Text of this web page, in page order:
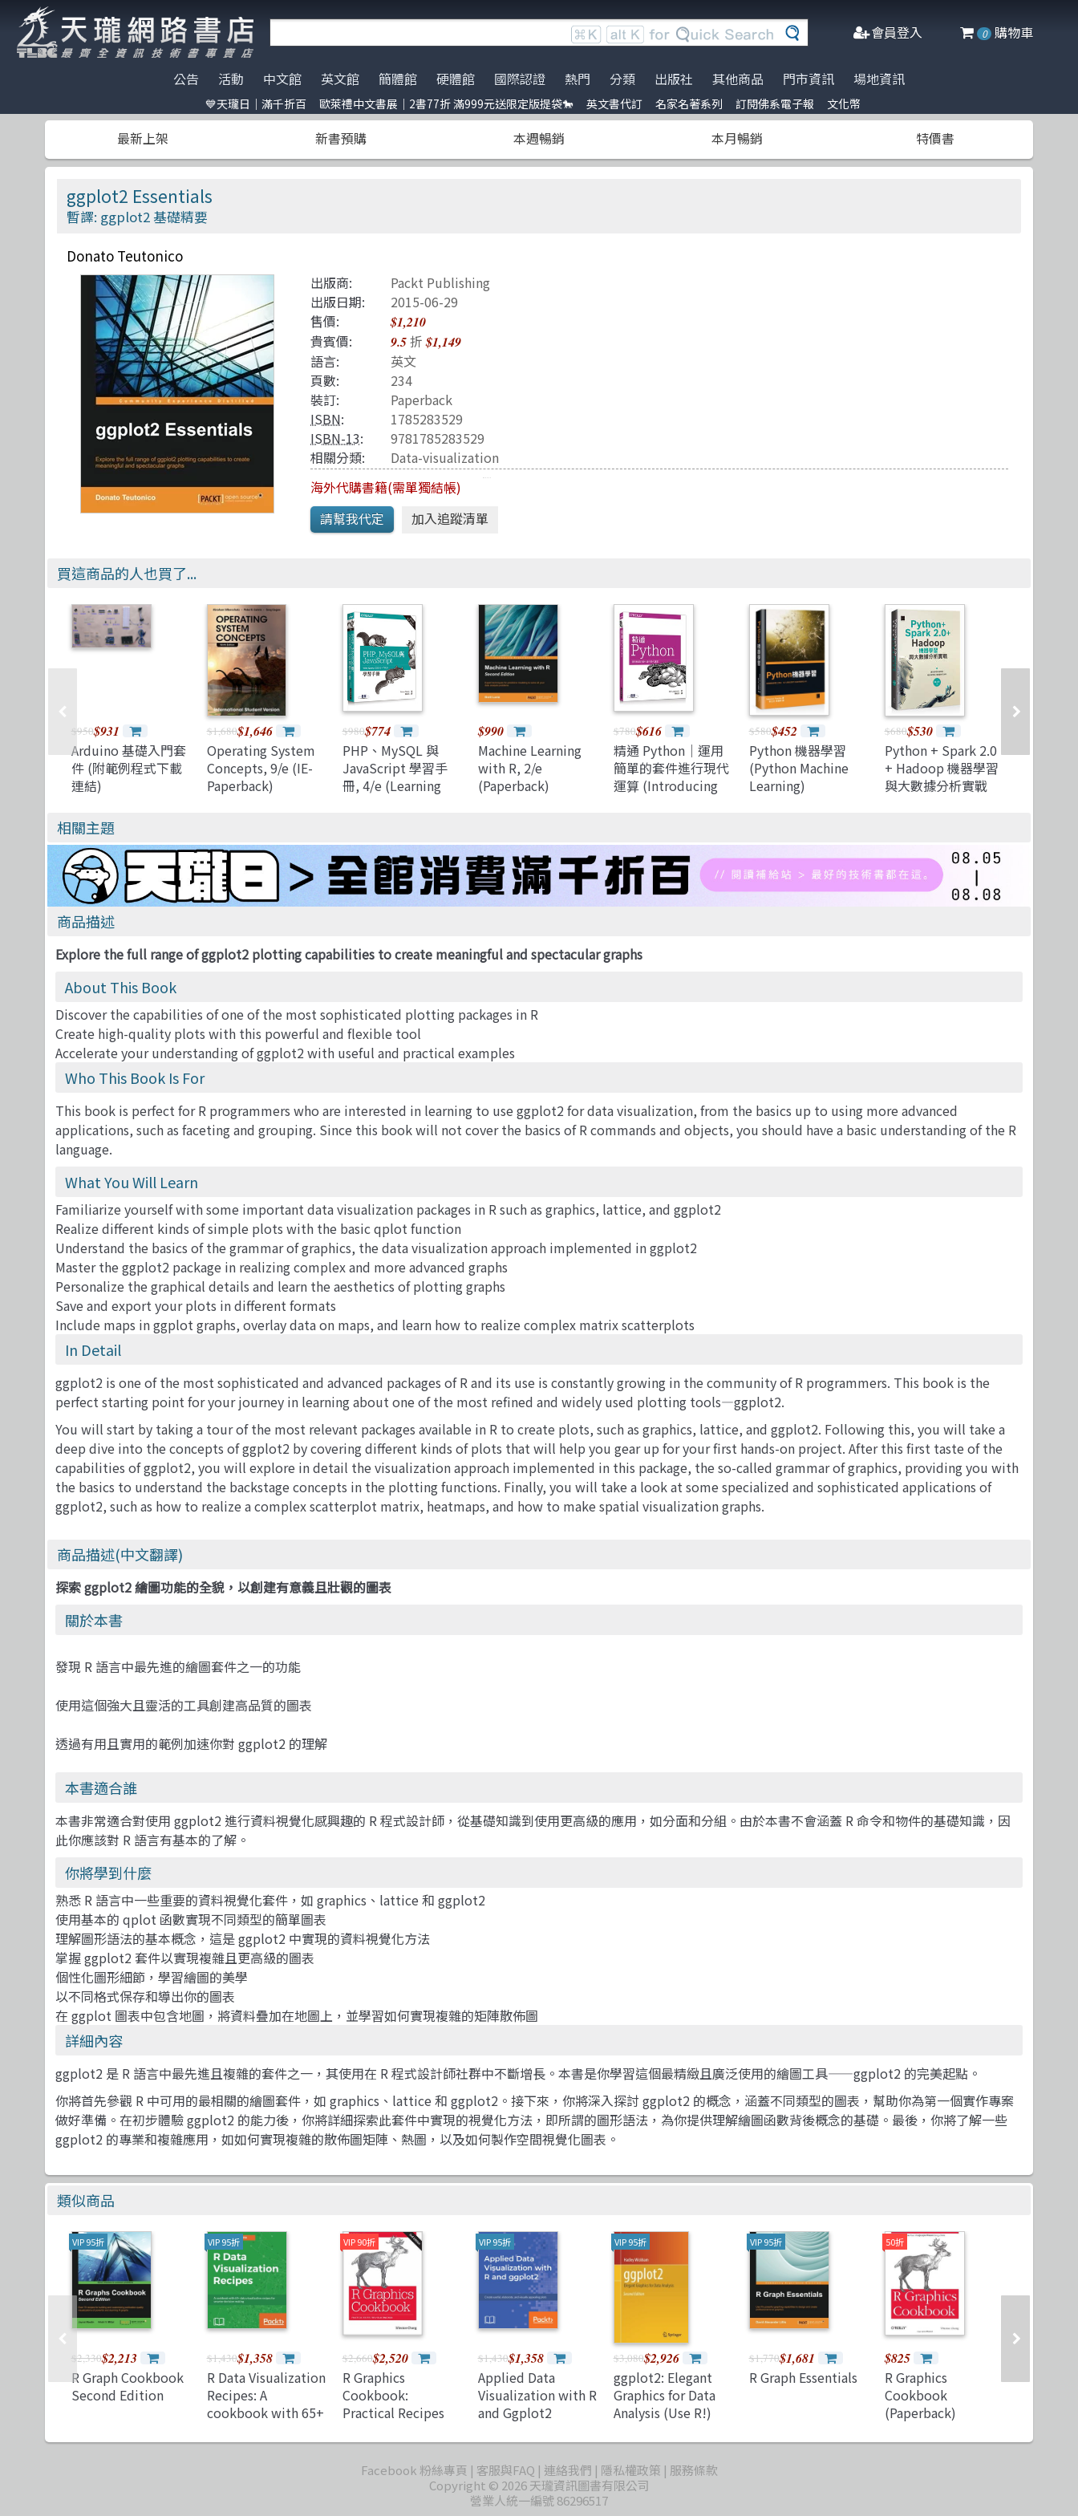
會員登入 0 購物車
公告
天瓏門市春節營業公告
門市營業客服時間調整 到店取貨新功能上線
※進口書籍到貨延誤公告※
※電子發票使用說明※
天瓏行動會員卡上線囉！ ※詐騙提醒公告 請勿受騙※
活動
天瓏日｜滿千折百
歐萊禮中文書展｜2書77折 滿999元送限定
版提袋🐎
服務｜代訂英文書
名家名著系列
訂閱佛系電子報
中文館 英文館 簡體館 硬體館 國際認證
熱門
AI Coding
ChatGPT Python
Agile Software
Machine Learning
Large language model Linux
Design Pattern
影像辨識 Image-recognition Penetration-test
半導體
Prompt Engineering
Engineer self-growth
Computer Vision
Unit Test 單元測試
Reinforcement
程式交易 Trading
TDD 測試導向開發
R 語言
遊戲引擎 Game-engine
分類
全部分類
Data Science 電子電路電機類
人工智慧
軟體架構 雲端運算
軟體測試
職涯發展 前端開發
網頁設計
網站開發
遊戲開發設計
Adobe 軟體應用
Office 系列
區塊鏈與金融科技
網路通訊
視覺影音設計
其他
出版社
O'Reilly
Pragmatic Bookshelf Packt Publishing
Manning
Academic Press Addison Wesley
Apress
Auerbach Publication Cambridge
Cisco Press
Morgan & Claypool
其他商品
電子開發板
特價書籍 暢銷外文書
阿喵周邊商品
IT狗精品區 IT T-shirt
商管科普推薦書
Make 國際中文版
機器人雜誌 ROBOCON Magazine 創客‧自造者工作坊
門市資訊 場地資訊
💙天瓏日｜滿千折百 歐萊禮中文書展｜2書77折 滿999元送限定版提袋🐎 英文書代訂 名家名著系列 訂閱佛系電子報 文化幣
最新上架 新書預購 本週暢銷 本月暢銷 特價書
ggplot2 Essentials
暫譯: ggplot2 基礎精要
Donato Teutonico
出版商:
Packt Publishing
出版日期:
2015-06-29
售價:
$1,210
貴賓價: 9.5折$1,149
語言:
英文
頁數:
234
裝訂:
Paperback
ISBN:
1785283529
ISBN-13:
9781785283529
相關分類:
Data-visualization
海外代購書籍(需單獨結帳)
買這商品的人也買了...
$950$931
Arduino 基礎入門套
件 (附範例程式下載
連結)
$1,680$1,646
Operating System
Concepts, 9/e (IE-
Paperback)
$980$774
PHP、MySQL 與
JavaScript 學習手
冊, 4/e (Learning
HTML5, 4/e)
$990
Machine Learning
with R, 2/e
(Paperback)
$780$616
精通 Python｜運用
簡單的套件進行現代
運算 (Introducing
$580$452
Python 機器學習
(Python Machine
Learning)
$680$530
Python + Spark 2.0
+ Hadoop 機器學習
與大數據分析實戰
相關主題
商品描述
Explore the full range of ggplot2 plotting capabilities to create meaningful and spectacular graphs
About This Book
Discover the capabilities of one of the most sophisticated plotting packages in R
Create high-quality plots with this powerful and flexible tool
Accelerate your understanding of ggplot2 with useful and practical examples
Who This Book Is For
This book is perfect for R programmers who are interested in learning to use ggplot2 for data visualization, from the basics up to using more advanced
applications, such as faceting and grouping. Since this book will not cover the basics of R commands and objects, you should have a basic understanding of the R
language.
What You Will Learn
Familiarize yourself with some important data visualization packages in R such as graphics, lattice, and ggplot2
Realize different kinds of simple plots with the basic qplot function
Understand the basics of the grammar of graphics, the data visualization approach implemented in ggplot2
Master the ggplot2 package in realizing complex and more advanced graphs
Personalize the graphical details and learn the aesthetics of plotting graphs
Save and export your plots in different formats
Include maps in ggplot graphs, overlay data on maps, and learn how to realize complex matrix scatterplots
In Detail
ggplot2 is one of the most sophisticated and advanced packages of R and its use is constantly growing in the community of R programmers. This book is the
perfect starting point for your journey in learning about one of the most refined and widely used plotting tools―ggplot2.
You will start by taking a tour of the most relevant packages available in R to create plots, such as graphics, lattice, and ggplot2. Following this, you will take a
deep dive into the concepts of ggplot2 by covering different kinds of plots that will help you gear up for your first hands-on project. After this first taste of the
capabilities of ggplot2, you will explore in detail the visualization approach implemented in this package, the so-called grammar of graphics, providing you with
the basics to understand the backstage concepts in the plotting functions. Finally, you will take a look at some specialized and sophisticated applications of
ggplot2, such as how to realize a complex scatterplot matrix, heatmaps, and how to make spatial visualization graphs.
商品描述(中文翻譯)
探索 ggplot2 繪圖功能的全貌，以創建有意義且壯觀的圖表
關於本書
發現 R 語言中最先進的繪圖套件之一的功能
使用這個強大且靈活的工具創建高品質的圖表
透過有用且實用的範例加速你對 ggplot2 的理解
本書適合誰
本書非常適合對使用 ggplot2 進行資料視覺化感興趣的 R 程式設計師，從基礎知識到使用更高級的應用，如分面和分組。由於本書不會涵蓋 R 命令和物件的基礎知識，因
此你應該對 R 語言有基本的了解。
你將學到什麼
熟悉 R 語言中一些重要的資料視覺化套件，如 graphics、lattice 和 ggplot2
使用基本的 qplot 函數實現不同類型的簡單圖表
理解圖形語法的基本概念，這是 ggplot2 中實現的資料視覺化方法
掌握 ggplot2 套件以實現複雜且更高級的圖表
個性化圖形細節，學習繪圖的美學
以不同格式保存和導出你的圖表
在 ggplot 圖表中包含地圖，將資料疊加在地圖上，並學習如何實現複雜的矩陣散佈圖
詳細內容
ggplot2 是 R 語言中最先進且複雜的套件之一，其使用在 R 程式設計師社群中不斷增長。本書是你學習這個最精緻且廣泛使用的繪圖工具——ggplot2 的完美起點。
你將首先參觀 R 中可用的最相關的繪圖套件，如 graphics、lattice 和 ggplot2。接下來，你將深入探討 ggplot2 的概念，涵蓋不同類型的圖表，幫助你為第一個實作專案
做好準備。在初步體驗 ggplot2 的能力後，你將詳細探索此套件中實現的視覺化方法，即所謂的圖形語法，為你提供理解繪圖函數背後概念的基礎。最後，你將了解一些
ggplot2 的專業和複雜應用，如如何實現複雜的散佈圖矩陣、熱圖，以及如何製作空間視覺化圖表。
類似商品
VIP 95折
$2,330$2,213
R Graph Cookbook
Second Edition
VIP 95折
$1,430$1,358
R Data Visualization
Recipes: A
cookbook with 65+
recipes for smarter
VIP 90折
$2,660$2,520
R Graphics
Cookbook:
Practical Recipes
2/e (Paperback)
VIP 95折
$1,430$1,358
Applied Data
Visualization with R
and Ggplot2
VIP 95折
$3,080$2,926
ggplot2: Elegant
Graphics for Data
Analysis (Use R!)
VIP 95折
$1,770$1,681
R Graph Essentials
50折
$825
R Graphics
Cookbook
(Paperback)
Facebook 粉絲專頁 客服與FAQ 連絡我們 隱私權政策
服務條款
Copyright © 2026 天瓏資訊圖書有限公司
營業人統一編號 86296517